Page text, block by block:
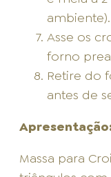
ambiente).
Asse os
forno
Retire do
antes de
Massa para